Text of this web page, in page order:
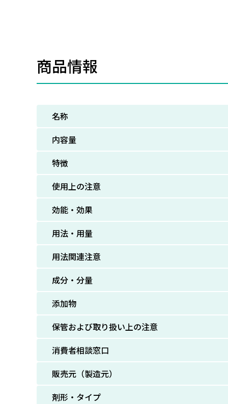
商品情報
名称
内容量
特徴
使用上の注意
効能・効果
用法・用量
用法関連注意
成分・分量
添加物
保管および取り扱い上の注意
消費者相談窓口
販売元（製造元）
剤形・タイプ